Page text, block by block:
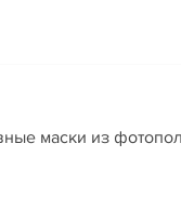
маски из